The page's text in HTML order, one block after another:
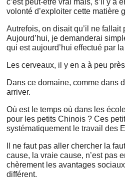
volonté d’exploiter cette matière
Autrefois, on disait qu’il ne fallait
Aujourd’hui, je demanderai
qui est aujourd’hui effectué par
Les cerveaux, il y en a à peu
Dans ce domaine, comme dans
arriver.
Où est le temps où dans les
pour les petits Chinois ? Ces
systématiquement le travail des
Il ne faut pas aller chercher la
cause, la vraie cause, n’est pas
chèrement les avantages
différent.